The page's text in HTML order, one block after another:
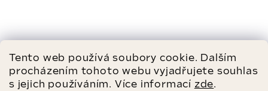
Tento web používá soubory cookie. Dalším
procházením tohoto webu vyjadřujete souhlas
s jejich používáním. Více informací zde.